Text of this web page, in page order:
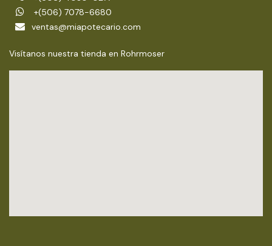
+(506) 7078-6680
ventas@miapotecario.com
Visítanos nuestra tienda en Rohrmoser